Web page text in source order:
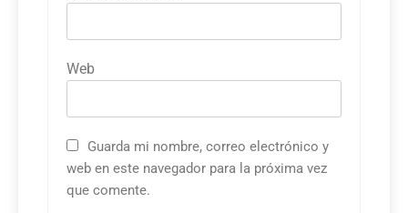
Web
Guarda mi nombre, correo electrónico y
web en este navegador para la próxima vez
que comente.